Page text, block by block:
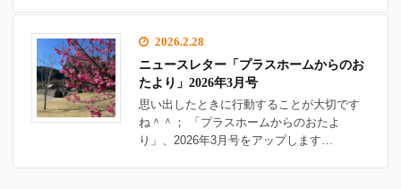
2026.2.28
ニュースレター「プラスホームからのお
たより」2026年3月号
思い出したときに行動することが大切です
ね＾＾； 「プラスホームからのおたよ
り」、2026年3月号をアップします…